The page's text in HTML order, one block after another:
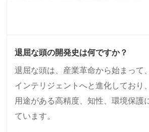
退屈な頭の開発史は何ですか？
退屈な頭は、産業革命から始まって
インテリジェントへと進化しており
用途がある高精度、知性、環境保護
ています。